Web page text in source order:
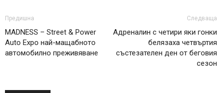
Предишна
MADNESS – Street & Power
Auto Expo най-мащабното
автомобилно преживяване
Следваща
Адреналин с четири яки гонки
белязаха четвъртия
състезателен ден от беговия
сезон